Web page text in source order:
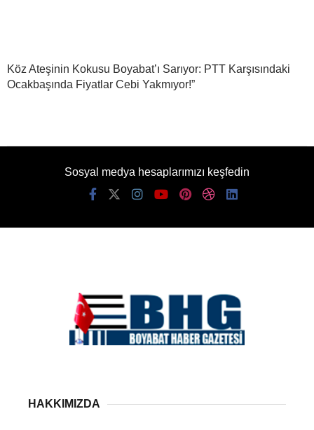
Köz Ateşinin Kokusu Boyabat’ı Sarıyor: PTT Karşısındaki
Ocakbaşında Fiyatlar Cebi Yakmıyor!”
Sosyal medya hesaplarımızı keşfedin
HAKKIMIZDA